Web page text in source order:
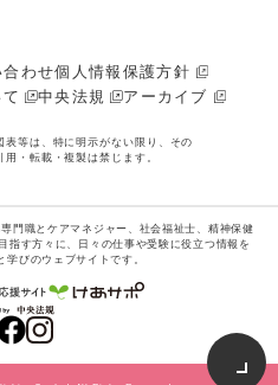
合わせ個人情報保護方針
中央法規 アーカイブ
等は、特に明示がない限り、その
・転載・複製は禁じます。
門職とケアマネジャー、社会福祉士、精神保健
指す方々に、日々の仕事や受験に役立つ情報を
学びのウェブサイトです。